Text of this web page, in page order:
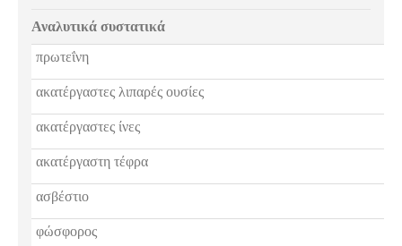
Αναλυτικά συστατικά
πρωτεΐνη
ακατέργαστες λιπαρές ουσίες
ακατέργαστες ίνες
ακατέργαστη τέφρα
ασβέστιο
φώσφορος